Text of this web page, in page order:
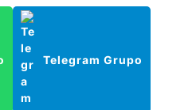
Telegram Grupo